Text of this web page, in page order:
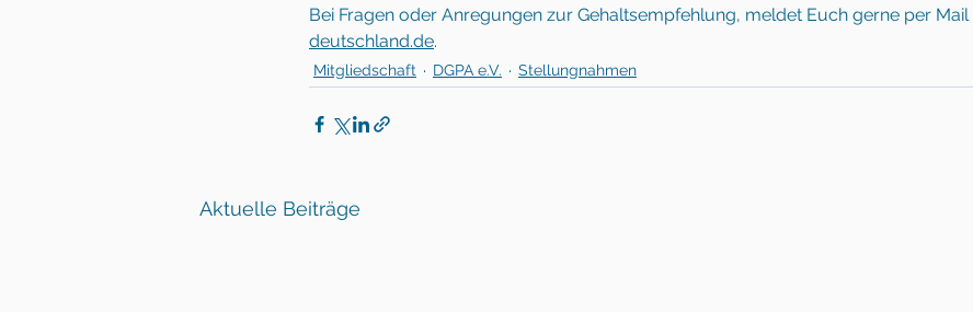
Bei Fragen oder Anregungen zur Gehaltsempfehlung, meldet Euch gerne per
deutschland.de.
Mitgliedschaft DGPA e.V. Stellungnahmen
Aktuelle Beiträge